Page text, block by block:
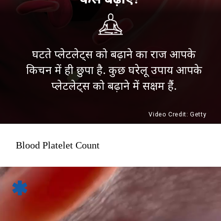
घटते प्लेटलेट्स को बढ़ाने का राज आपके
किचन में ही छुपा है. कुछ घरेलू उपाय आपके
प्लेटलेट्स को बढ़ाने में सक्षम हैं.
Video Credit: Getty
Blood Platelet Count